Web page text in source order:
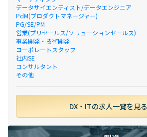
データサイエンティスト/データエンジニア
PdM(プロダクトマネージャー)
PG/SE/PM
営業(プリセールス/ソリューションセールス)
事業開発・技術開発
コーポレートスタッフ
社内SE
コンサルタント
その他
DX・ITの求人一覧を見る